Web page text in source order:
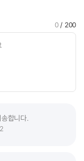
0/ 200
합니다.